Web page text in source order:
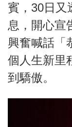
賓，30日又
息，開心宣
興奮喊話「
個人生新里
到驕傲。